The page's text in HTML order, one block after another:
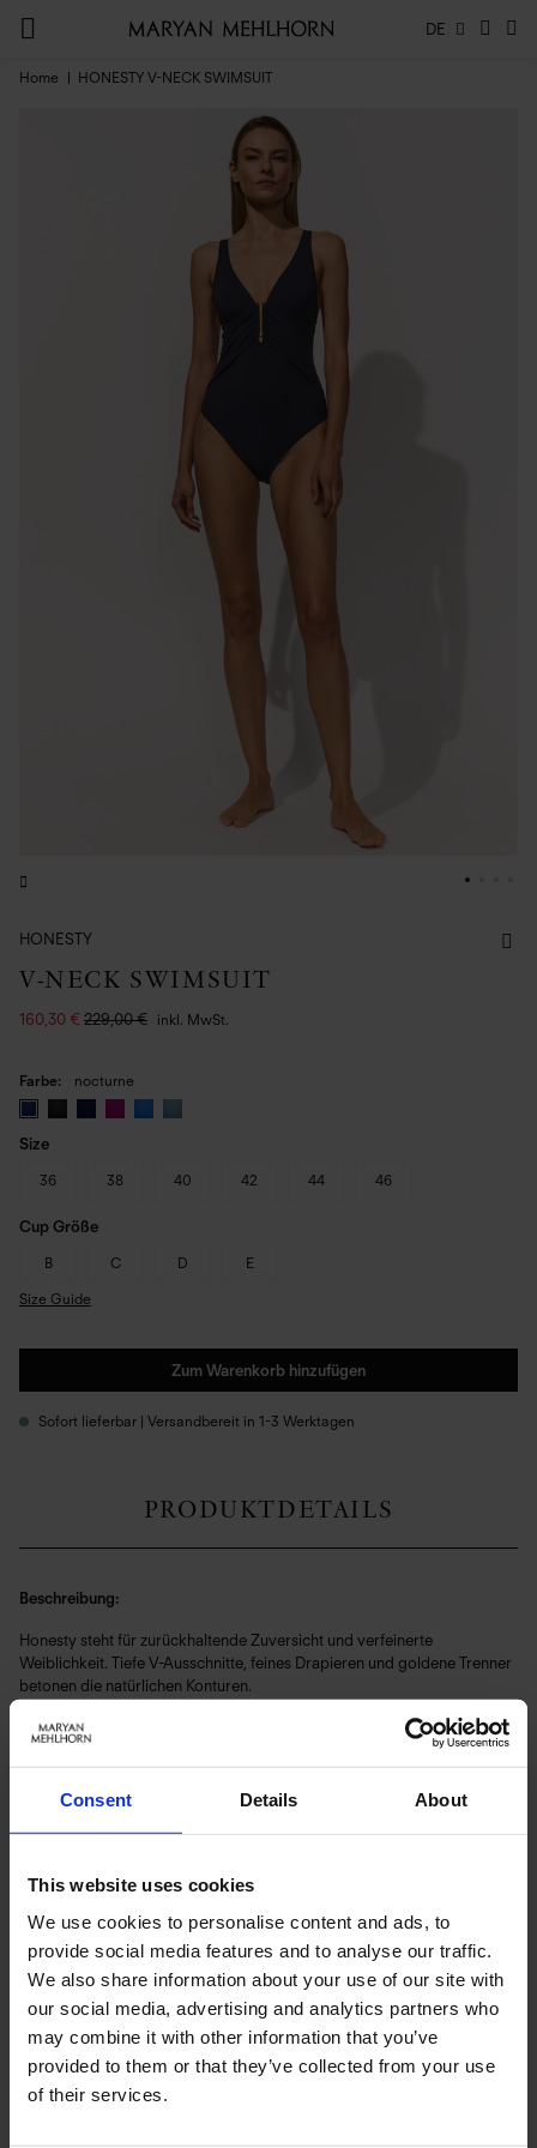
Consent Details About
This website uses cookies
We use cookies to personalise content and ads, to
provide social media features and to analyse our traffic.
We also share information about your use of our site with
our social media, advertising and analytics partners who
may combine it with other information that you’ve
provided to them or that they’ve collected from your use
of their services.
DE
Home HONESTY V-NECK SWIMSUIT
HONESTY
V-NECK SWIMSUIT
160,30 € 229,00 € inkl. MwSt.
Farbe nocturne
Size
36
38 40 42 44 46
Cup Größe
B
C D
E
Size Guide
Zum Warenkorb hinzufügen
Sofort lieferbar | Versandbereit in 1-3 Werktagen
PRODUKTDETAILS
Beschreibung:
Honesty steht für zurückhaltende Zuversicht und verfeinerte
Weiblichkeit. Tiefe V-Ausschnitte, feines Drapieren und goldene Trenner
betonen die natürlichen Konturen.
Nocturne – ein sanftes, tiefes Blau mit einer Aura ruhiger Tiefe.
Träger abnehmbar und längenverstellbar. Voll gefüttert für optimalen
Tragekomfort. Integrierter Bügel für optimalen Halt.
Art.-Nr.: 4840_412_641
Material:
Oberstoff: 75% Polyamid,25% Elasthan
Innenfutter: 74% Polyamid,26% Elasthan
Care Symbols: